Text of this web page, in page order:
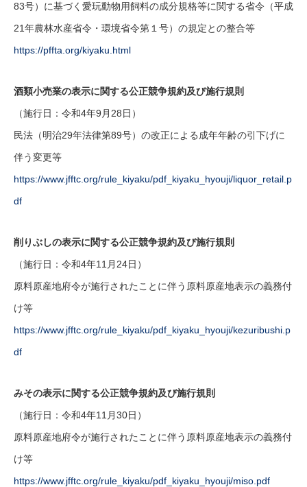
83号）に基づく愛玩動物用飼料の成分規格等に関する省令（平成
21年農林水産省令・環境省令第１号）の規定との整合等
https://pffta.org/kiyaku.html
酒類小売業の表示に関する公正競争規約及び施行規則
（施行日：令和4年9月28日）
民法（明治29年法律第89号）の改正による成年年齢の引下げに
伴う変更等
https://www.jfftc.org/rule_kiyaku/pdf_kiyaku_hyouji/liquor_retail.p
df
削りぶしの表示に関する公正競争規約及び施行規則
（施行日：令和4年11月24日）
原料原産地府令が施行されたことに伴う原料原産地表示の義務付
け等
https://www.jfftc.org/rule_kiyaku/pdf_kiyaku_hyouji/kezuribushi.p
df
みその表示に関する公正競争規約及び施行規則
（施行日：令和4年11月30日）
原料原産地府令が施行されたことに伴う原料原産地表示の義務付
け等
https://www.jfftc.org/rule_kiyaku/pdf_kiyaku_hyouji/miso.pdf